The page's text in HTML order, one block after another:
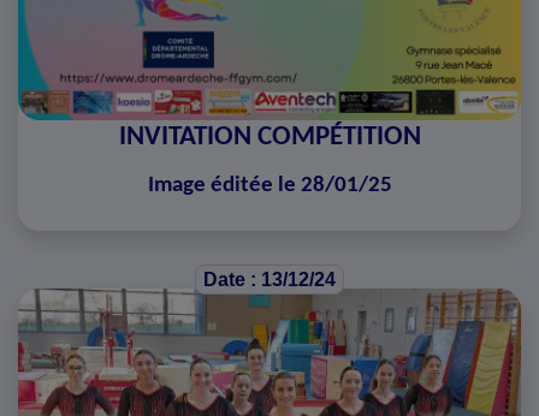
INVITATION COMPÉTITION
Image éditée le 28/01/25
Date : 13/12/24